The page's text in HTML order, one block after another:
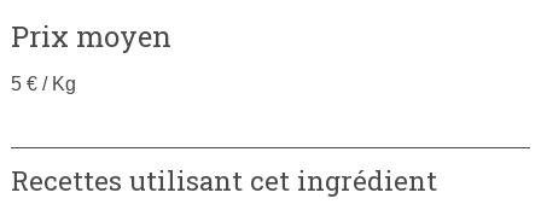
Prix moyen
5 € / Kg
Recettes utilisant cet ingrédient